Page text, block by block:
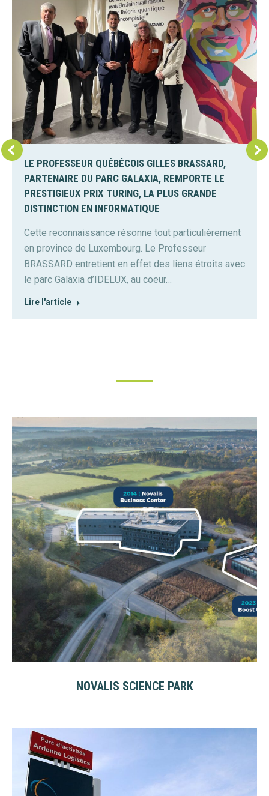
LE PROFESSEUR QUÉBÉCOIS GILLES BRASSARD,
PARTENAIRE DU PARC GALAXIA, REMPORTE LE
PRESTIGIEUX PRIX TURING, LA PLUS GRANDE
DISTINCTION EN INFORMATIQUE
Cette reconnaissance résonne tout particulièrement
en province de Luxembourg. Le Professeur
BRASSARD entretient en effet des liens étroits avec
le parc Galaxia d’IDELUX, au coeur…
Lire l'article
NOVALIS SCIENCE PARK